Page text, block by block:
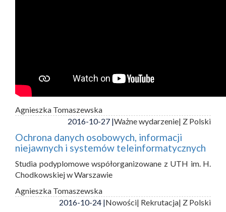
Agnieszka Tomaszewska
2016-10-27 |Ważne wydarzenie| Z Polski
Ochrona danych osobowych, informacji
niejawnych i systemów teleinformatycznych
Studia podyplomowe współorganizowane z UTH im. H.
Chodkowskiej w Warszawie
Agnieszka Tomaszewska
2016-10-24 |Nowości| Rekrutacja| Z Polski